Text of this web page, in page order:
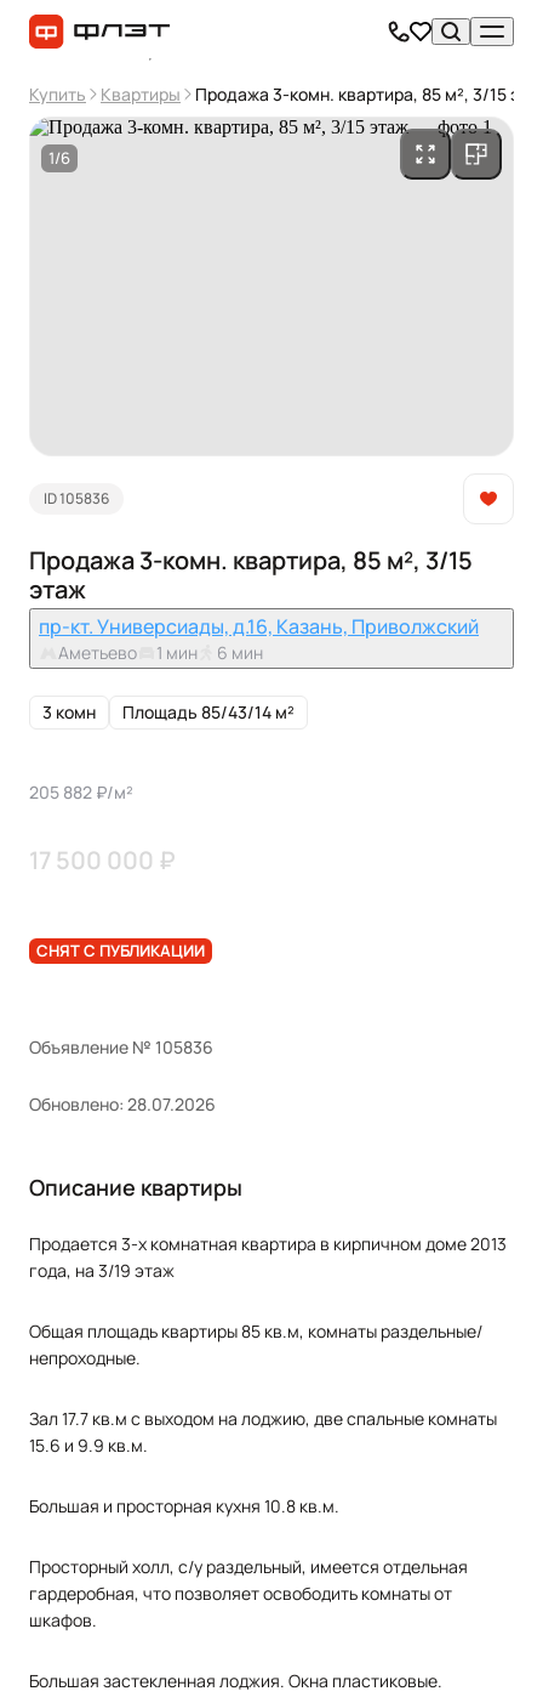
Купить Квартиры Продажа 3-комн. квартира, 85 м², 3/15
1/6
ID 105836
Продажа 3-комн. квартира, 85 м², 3/15
этаж
пр-кт. Универсиады, д.16, Казань, Приволжский
Аметьево 1 мин 6 мин
3 комн Площадь 85/43/14 м²
205 882 ₽/м²
17 500 000 ₽
СНЯТ С ПУБЛИКАЦИИ
Объявление № 105836
Обновлено: 28.07.2026
Описание квартиры
Продается 3-х комнатная квартира в кирпичном доме 2013
года, на 3/19 этаж
Общая площадь квартиры 85 кв.м, комнаты раздельные/
непроходные.
Зал 17.7 кв.м с выходом на лоджию, две спальные комнаты
15.6 и 9.9 кв.м.
Большая и просторная кухня 10.8 кв.м.
Просторный холл, с/у раздельный, имеется отдельная
гардеробная, что позволяет освободить комнаты от
шкафов.
Большая застекленная лоджия. Окна пластиковые.